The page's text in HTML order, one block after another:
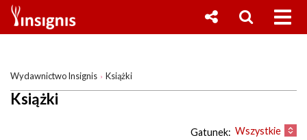
Wydawnictwo Insignis Książki
Książki
Gatunek: Wszystkie